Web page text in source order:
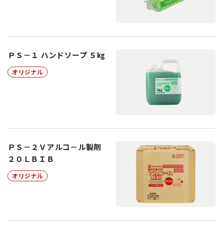
ＰＳ－１ ハンドソープ ５㎏
オリジナル
ＰＳ－２Ｖアルコ－ル製剤
２０ＬＢＩＢ
オリジナル